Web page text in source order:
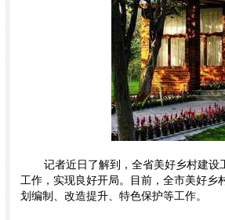
记者近日了解到，全省美好乡村建
工作，实现良好开局。目前，全市美好
划编制、改造提升、特色保护等工作。